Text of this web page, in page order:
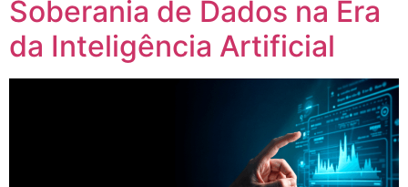
Soberania de Dados na Era
da Inteligência Artificial